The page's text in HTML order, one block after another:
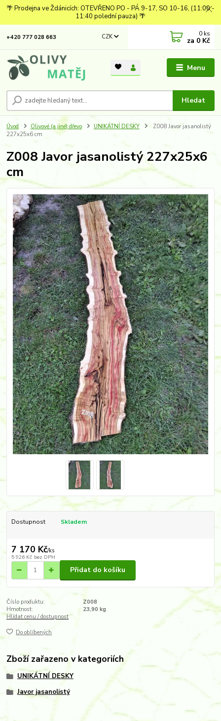
🌴 Prodejna ve Ždánicích: OTEVŘENO PO - PÁ 9-17, SO 10-16, (11:00 -
11:40 polední pauza) 🌴
Menu
CZK
Hledat
+420 777 028 663 0 ks
za 0 Kč
Úvod Olivové (a jiné) dřevo UNIKÁTNÍ DESKY
Z008 Javor jasanolistý
227x25x6 cm
Z008 Javor jasanolistý 227x25x6
cm
Dostupnost Skladem
7 170 Kč/ks
5 926 Kč bez DPH
Přidat do košíku
Číslo produktu:
Z008
Hmotnost:
23,90 kg
Hlídat cenu / dostupnost
Do oblíbených
Zboží zařazeno v kategoriích
UNIKÁTNÍ DESKY
Javor jasanolistý